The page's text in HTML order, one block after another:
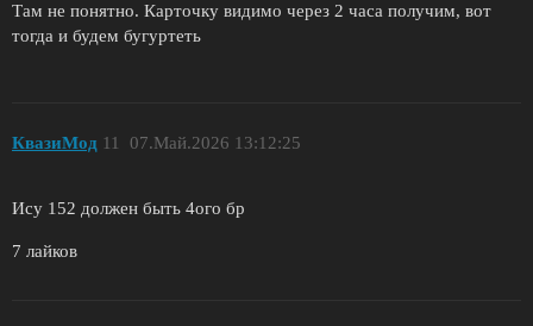
Там не понятно. Карточку видимо через 2 часа получим, вот
тогда и будем бугуртеть
КвазиМод 07.Май.2026 13:12:25
11
Ису 152 должен быть 4ого бр
7 лайков